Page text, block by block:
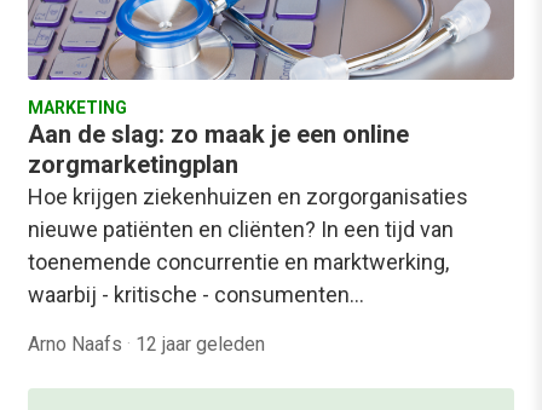
MARKETING
Aan de slag: zo maak je een online
zorgmarketingplan
Hoe krijgen ziekenhuizen en zorgorganisaties
nieuwe patiënten en cliënten? In een tijd van
toenemende concurrentie en marktwerking,
waarbij - kritische - consumenten…
Arno Naafs · 12 jaar geleden